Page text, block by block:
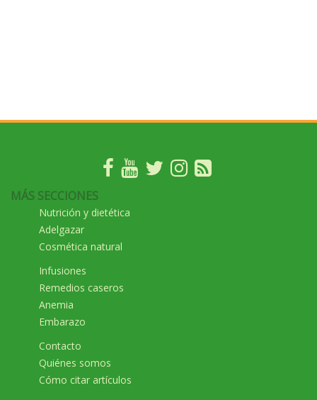
MÁS SECCIONES
Nutrición y dietética
Adelgazar
Cosmética natural
Infusiones
Remedios caseros
Anemia
Embarazo
Contacto
Quiénes somos
Cómo citar artículos